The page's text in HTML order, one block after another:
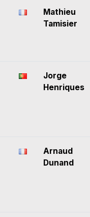
Mathieu
Tamisier
Jorge
Henriques
Arnaud
Dunand